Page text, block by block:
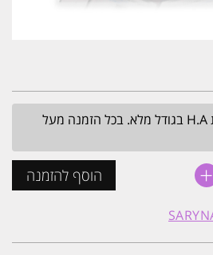
מתנה! סרום לשיער מבית H.A בגודל מלא. בכל הזמנה מעל
+ הוסף להזמנה